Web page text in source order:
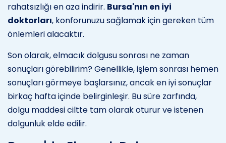
rahatsızlığı en aza indirir. Bursa'nın en iyi
doktorları, konforunuzu sağlamak için gereken tüm
önlemleri alacaktır.
Son olarak, elmacık dolgusu sonrası ne zaman
sonuçları görebilirim? Genellikle, işlem sonrası hemen
sonuçları görmeye başlarsınız, ancak en iyi sonuçlar
birkaç hafta içinde belirginleşir. Bu süre zarfında,
dolgu maddesi ciltte tam olarak oturur ve istenen
dolgunluk elde edilir.